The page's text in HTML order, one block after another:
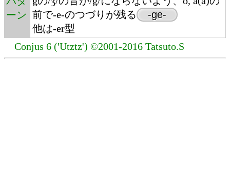
ーン 前で-e-のつづりが残る
-ge-
他は-er型
Conjus 6 ('Utztz') ©2001-2016 Tatsuto.S